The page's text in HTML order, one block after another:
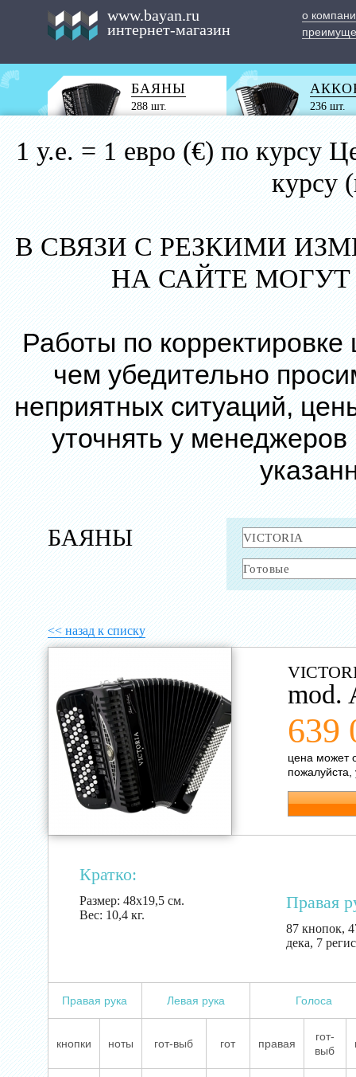
www.bayan.ru
интернет-магазин
о
БАЯНЫ
288 шт. 236 шт.
1 у.е. = 1 евро (€) по курсу
курсу
В СВЯЗИ С РЕЗКИМИ
НА САЙТЕ
Работы по
чем убедительно
неприятных ситуаций,
уточнять у
БАЯНЫ
<< назад к списку
mod.
639
цена может
пожалуйста,
Кратко:
Размер: 48х19,5 см.
Вес: 10,4 кг.
Правая
87 кнопок,
дека, 7
Правая рука Левая рука Голоса
кнопки ноты гот-выб гот правая
гот-
выб